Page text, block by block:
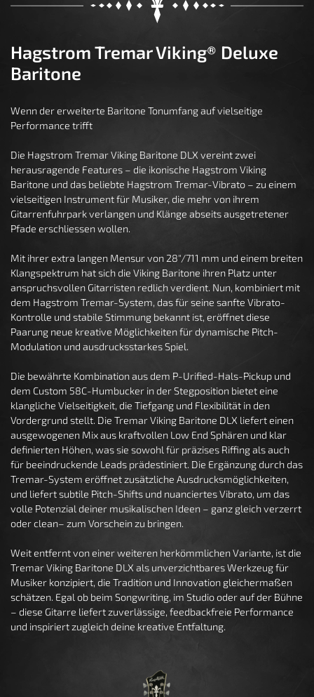
Hagstrom Tremar Viking® Deluxe
Baritone
Wenn der erweiterte Baritone Tonumfang auf vielseitige
Performance trifft
Die Hagstrom Tremar Viking Baritone DLX vereint zwei
herausragende Features – die ikonische Hagstrom Viking
Baritone und das beliebte Hagstrom Tremar-Vibrato – zu einem
vielseitigen Instrument für Musiker, die mehr von ihrem
Gitarrenfuhrpark verlangen und Klänge abseits ausgetretener
Pfade erschliessen wollen.
Mit ihrer extra langen Mensur von 28"/711 mm und einem breiten
Klangspektrum hat sich die Viking Baritone ihren Platz unter
anspruchsvollen Gitarristen redlich verdient. Nun, kombiniert mit
dem Hagstrom Tremar-System, das für seine sanfte Vibrato-
Kontrolle und stabile Stimmung bekannt ist, eröffnet diese
Paarung neue kreative Möglichkeiten für dynamische Pitch-
Modulation und ausdrucksstarkes Spiel.
Die bewährte Kombination aus dem P-Urified-Hals-Pickup und
dem Custom 58C-Humbucker in der Stegposition bietet eine
klangliche Vielseitigkeit, die Tiefgang und Flexibilität in den
Vordergrund stellt. Die Tremar Viking Baritone DLX liefert einen
ausgewogenen Mix aus kraftvollen Low End Sphären und klar
definierten Höhen, was sie sowohl für präzises Riffing als auch
für beeindruckende Leads prädestiniert. Die Ergänzung durch das
Tremar-System eröffnet zusätzliche Ausdrucksmöglichkeiten,
und liefert subtile Pitch-Shifts und nuanciertes Vibrato, um das
volle Potenzial deiner musikalischen Ideen – ganz gleich verzerrt
oder clean– zum Vorschein zu bringen.
Weit entfernt von einer weiteren herkömmlichen Variante, ist die
Tremar Viking Baritone DLX als unverzichtbares Werkzeug für
Musiker konzipiert, die Tradition und Innovation gleichermaßen
schätzen. Egal ob beim Songwriting, im Studio oder auf der Bühne
– diese Gitarre liefert zuverlässige, feedbackfreie Performance
und inspiriert zugleich deine kreative Entfaltung.